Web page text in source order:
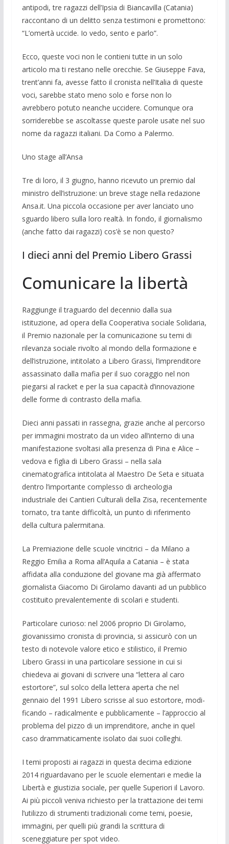
antipodi, tre ragazzi dell’Ipsia di Biancavilla (Catania)
raccontano di un de­litto senza testimoni e promettono:
“L’omertà uccide. Io vedo, sento e parlo”.
Ecco, queste voci non le contieni tutte in un solo
articolo ma ti restano nelle orecchie. Se Giuseppe Fava,
trent’anni fa, avesse fatto il cronista nell’Italia di queste
voci, sarebbe stato meno solo e forse non lo
avrebbero potuto neanche uc­cidere. Comunque ora
sorriderebbe se ascoltasse queste parole usate nel suo
nome da ragazzi italiani. Da Como a Pa­lermo.
Uno stage all’Ansa
Tre di loro, il 3 giugno, hanno ricevuto un premio dal
ministro dell’istru­zione: un breve stage nella redazione
An­sa.it. Una piccola occasione per aver lan­ciato uno
sguardo libero sulla loro realtà. In fondo, il giornalismo
(anche fatto dai ragazzi) cos’è se non questo?
I dieci anni del Premio Libero Grassi
Comunicare la libertà
Raggiunge il traguardo del decennio dalla sua
istituzione, ad opera della Cooperativa sociale Solidaria,
il Premio nazionale per la comunicazione su temi di
rilevanza sociale rivolto al mondo della formazione e
dell’istruzione, intitolato a Libero Grassi, l’imprenditore
assassinato dalla mafia per il suo coraggio nel non
piegarsi al racket e per la sua capacità d’innovazione
del­le forme di contrasto della mafia.
Dieci anni passati in rassegna, grazie anche al percorso
per immagini mo­strato da un video all’interno di una
manifestazione svolta­si alla presenza di Pina e Alice –
vedova e figlia di Libero Grassi – nella sala
cinematografi­ca intitolata al Maestro De Seta e situa­ta
dentro l’importante complesso di archeologia
industriale dei Cantieri Culturali della Zisa, recentemente
tor­nato, tra tante difficoltà, un punto di riferimento
della cultura palermitana.
La Premiazione delle scuole vincitrici – da Milano a
Reggio Emilia a Roma all’Aquila a Catania – è stata
affidata alla conduzione del giovane ma già affer­mato
giornalista Giacomo Di Girolamo davanti ad un pub­blico
costitui­to prevalentemente di scolari e studenti.
Particolare curioso: nel 2006 proprio Di Girolamo,
giovanis­simo cronista di provincia, si assicurò con un
testo di notevole valore etico e sti­listico, il Premio
Libero Grassi in una particolare sessione in cui si
chiede­va ai gio­vani di scrivere una “lettera al caro
estortore”, sul solco della let­tera aper­ta che nel
gennaio del 1991 Libero scrisse al suo estortore, modi­
ficando – radicalmente e pubblicamente – l’approccio al
pro­blema del pizzo di un im­prenditore, anche in quel
caso drammaticamente isolato dai suoi colleghi.
I temi proposti ai ragazzi in questa decima edizione
2014 riguardavano per le scuole elementari e medie la
Libertà e giustizia sociale, per quelle Su­periori il Lavoro.
Ai più piccoli veniva richiesto per la trattazione dei temi
l’utilizzo di strumenti tradizionali come temi, poesie,
immagini, per quelli più grandi la scrittura di
sceneggiature per spot video.